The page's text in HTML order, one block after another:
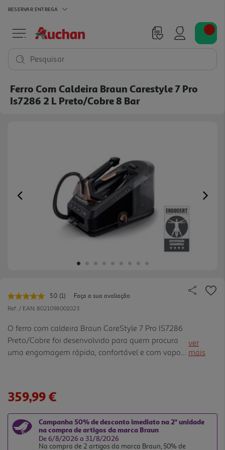
RESERVAR ENTREGA
Pesquisar
Ferro Com Caldeira Braun Carestyle 7 Pro
Is7286 2 L Preto/cobre 8 Bar
Previous
5.0 Leu
uma
Link
para
a
mesma
página.
(1)
Faça a sua avaliação
Ref. / EAN: 8021098001023
O ferro com caldeira Braun CareStyle 7 Pro IS7286
Preto/Cobre foi desenvolvido para quem procura
uma engomagem rápida, confortável e com vapor
a suavizar vincos difíceis com menos esforço. A
base EloxalPlus com FreeGlide 3D desliza em várias
direções e passa facilmente sobre botões, bolsos e
costuras, enquanto a interface iMode permite
ver
mais
359,99 €
Campanha 50% de desconto imediato na 2ª unidade
na compra de artigos da marca Braun
De 6/8/2026 a 31/8/2026
Na compra de 2 artigos da marca Braun, 50% de